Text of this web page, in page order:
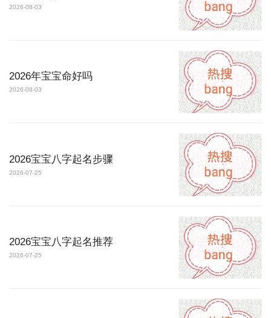
2026-08-03
2026年宝宝命好吗
2026-08-03
2026宝宝八字起名步骤
2026-07-25
2026宝宝八字起名推荐
2026-07-25